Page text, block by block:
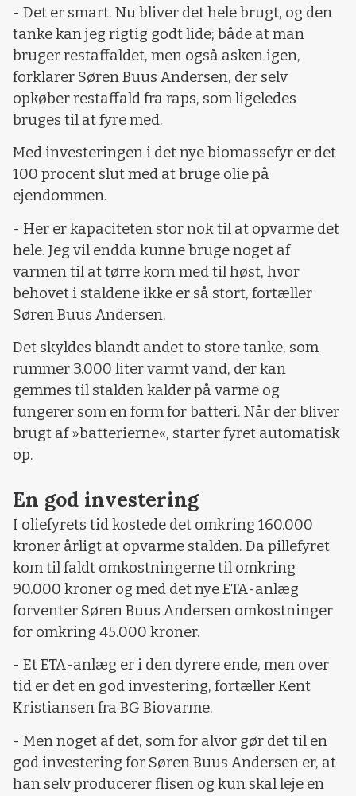
- Det er smart. Nu bliver det hele brugt, og den
tanke kan jeg rigtig godt lide; både at man
bruger restaffaldet, men også asken igen,
forklarer Søren Buus Andersen, der selv
opkøber restaffald fra raps, som ligeledes
bruges til at fyre med.
Med investeringen i det nye biomassefyr er det
100 procent slut med at bruge olie på
ejendommen.
- Her er kapaciteten stor nok til at opvarme det
hele. Jeg vil endda kunne bruge noget af
varmen til at tørre korn med til høst, hvor
behovet i staldene ikke er så stort, fortæller
Søren Buus Andersen.
Det skyldes blandt andet to store tanke, som
rummer 3.000 liter varmt vand, der kan
gemmes til stalden kalder på varme og
fungerer som en form for batteri. Når der bliver
brugt af »batterierne«, starter fyret automatisk
op.
En god investering
I oliefyrets tid kostede det omkring 160.000
kroner årligt at opvarme stalden. Da pillefyret
kom til faldt omkostningerne til omkring
90.000 kroner og med det nye ETA-anlæg
forventer Søren Buus Andersen omkostninger
for omkring 45.000 kroner.
- Et ETA-anlæg er i den dyrere ende, men over
tid er det en god investering, fortæller Kent
Kristiansen fra BG Biovarme.
- Men noget af det, som for alvor gør det til en
god investering for Søren Buus Andersen er, at
han selv producerer flisen og kun skal leje en